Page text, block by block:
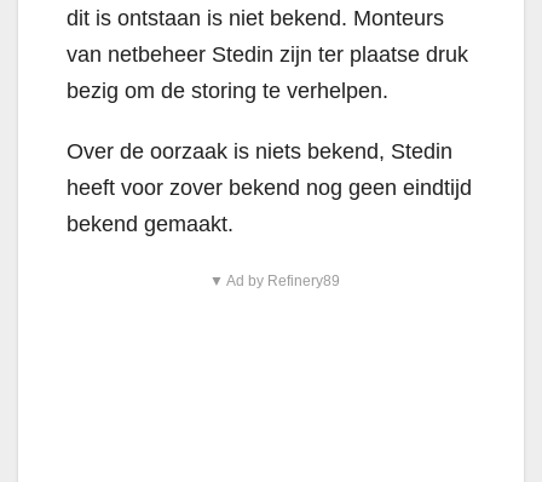
dit is ontstaan is niet bekend. Monteurs
van netbeheer Stedin zijn ter plaatse druk
bezig om de storing te verhelpen.
Over de oorzaak is niets bekend, Stedin
heeft voor zover bekend nog geen eindtijd
bekend gemaakt.
▼ Ad by Refinery89